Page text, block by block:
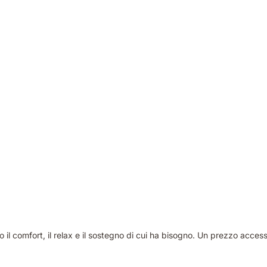
comfort, il relax e il sostegno di cui ha bisogno. Un prezzo